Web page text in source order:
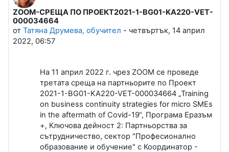
ZOOM-СРЕЩА ПО ПРОЕКТ2021-1-BG01-KA220-VET-
000034664
от Татяна Друмева, обучител - четвъртък, 14 април
2022, 06:57
Number of replies: 0
На 11 април 2022 г. чрез ZOOM се проведе
третата среща на партньорите по Проект
2021-1-BG01-KA220-VET-000034664 „Training
on business continuity strategies for micro SMEs
in the aftermath of Covid-19“, Програма Еразъм
+, Ключова дейност 2: Партньорства за
сътрудничество, сектор "Професионално
образование и обучение" с Координатор -